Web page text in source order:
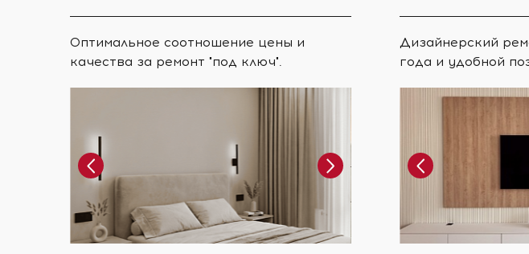
Оптимальное соотношение цены и
качества за ремонт "под ключ".
Дизайнерский
года и удобной